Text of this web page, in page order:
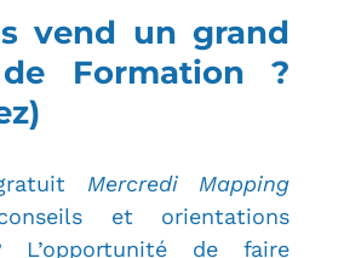
vend un grand
Formation ?
Mercredi Mapping
et orientations
L’opportunité de faire